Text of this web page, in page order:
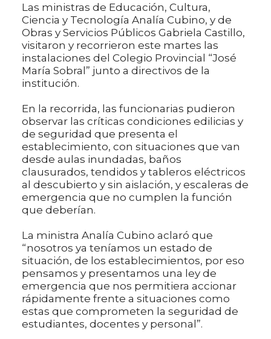
Las ministras de Educación, Cultura,
Ciencia y Tecnología Analía Cubino, y de
Obras y Servicios Públicos Gabriela Castillo,
visitaron y recorrieron este martes las
instalaciones del Colegio Provincial “José
María Sobral” junto a directivos de la
institución.
En la recorrida, las funcionarias pudieron
observar las críticas condiciones edilicias y
de seguridad que presenta el
establecimiento, con situaciones que van
desde aulas inundadas, baños
clausurados, tendidos y tableros eléctricos
al descubierto y sin aislación, y escaleras de
emergencia que no cumplen la función
que deberían.
La ministra Analía Cubino aclaró que
“nosotros ya teníamos un estado de
situación, de los establecimientos, por eso
pensamos y presentamos una ley de
emergencia que nos permitiera accionar
rápidamente frente a situaciones como
estas que comprometen la seguridad de
estudiantes, docentes y personal”.